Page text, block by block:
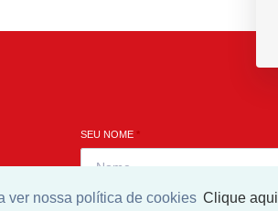
ver nossa política de cookies Clique aqui
SEU NOME *